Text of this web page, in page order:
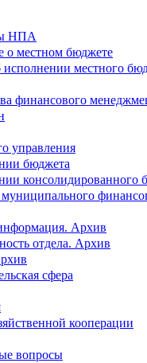
НПА
о местном бюджете
местного
финансового
управления
бюджета
консолидированного
муниципального
Архив
отдела. Архив
сфера
кооперации
вопросы